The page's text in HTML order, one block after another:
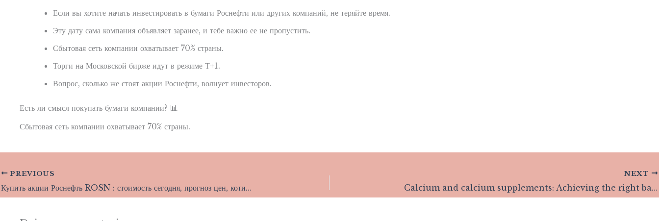
Если вы хотите начать инвестировать в бумаги Роснефти или других компаний, не теряйте время.
Эту дату сама компания объявляет заранее, и тебе важно ее не пропустить.
Сбытовая сеть компании охватывает 70% страны.
Торги на Московской бирже идут в режиме Т+1.
Вопрос, сколько же стоят акции Роснефти, волнует инвесторов.
Есть ли смысл покупать бумаги компании? 📊
Сбытовая сеть компании охватывает 70% страны.
PREVIOUS
Купить акции Роснефть ROSN : стоимость сегодня, прогноз цен, котировки на графике и динамика курса онлайн
NEXT
Calcium and calcium supplements: Achieving the right balance